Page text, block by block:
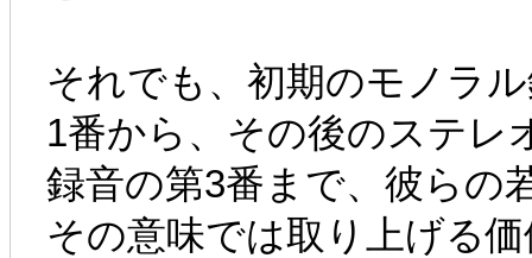
それでも、初期のモノラ
1番から、その後のステレ
録音の第3番まで、彼らの
その意味では取り上げる